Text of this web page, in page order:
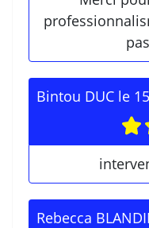
Bintou DUC le
Rebecca